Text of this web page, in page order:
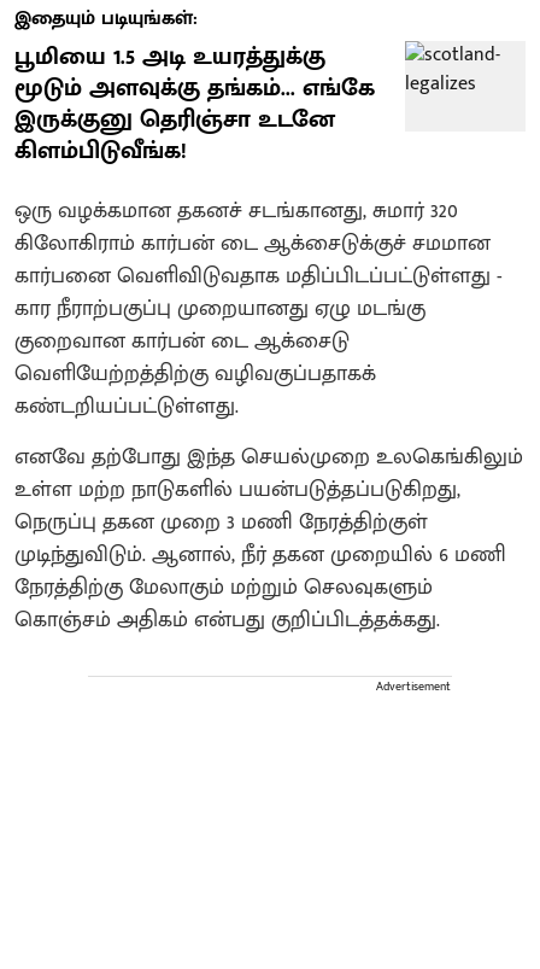
இதையும் படியுங்கள்:
பூமியை 1.5 அடி உயரத்துக்கு
மூடும் அளவுக்கு தங்கம்... எங்கே
இருக்குனு தெரிஞ்சா உடனே
கிளம்பிடுவீங்க!
ஒரு வழக்கமான தகனச் சடங்கானது, சுமார் 320
கிலோகிராம் கார்பன் டை ஆக்சைடுக்குச் சமமான
கார்பனை வெளிவிடுவதாக மதிப்பிடப்பட்டுள்ளது -
கார நீராற்பகுப்பு முறையானது ஏழு மடங்கு
குறைவான கார்பன் டை ஆக்சைடு
வெளியேற்றத்திற்கு வழிவகுப்பதாகக்
கண்டறியப்பட்டுள்ளது.
எனவே தற்போது இந்த செயல்முறை உலகெங்கிலும்
உள்ள மற்ற நாடுகளில் பயன்படுத்தப்படுகிறது,
நெருப்பு தகன முறை 3 மணி நேரத்திற்குள்
முடிந்துவிடும். ஆனால், நீர் தகன முறையில் 6 மணி
நேரத்திற்கு மேலாகும் மற்றும் செலவுகளும்
கொஞ்சம் அதிகம் என்பது குறிப்பிடத்தக்கது.
Advertisement